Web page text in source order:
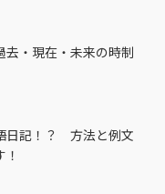
去・現在・未来の時制
日記！？ 方法と例文